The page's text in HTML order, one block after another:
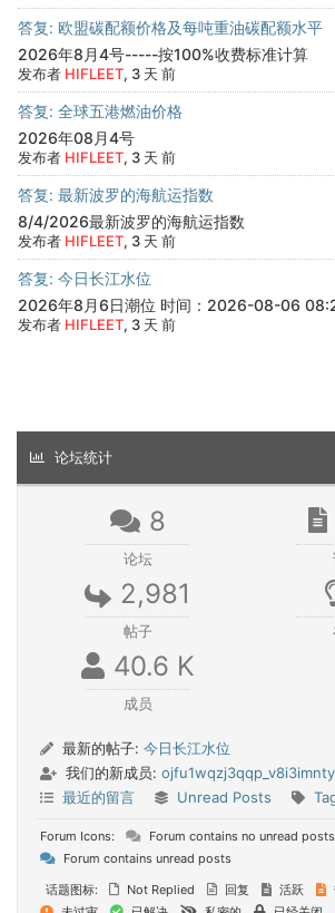
答复: 欧盟碳配额价格及每吨重油碳配额水平
2026年8月4号-----按100%收费标准计算
发布者 HIFLEET, 3 天 前
答复: 全球五港燃油价格
2026年08月4号
发布者 HIFLEET, 3 天 前
答复: 最新波罗的海航运指数
8/4/2026最新波罗的海航运指数
发布者 HIFLEET, 3 天 前
答复: 今日长江水位
2026年8月6日潮位 时间：2026-08-06
发布者 HIFLEET, 3 天 前
论坛统计
8
论坛
2,981
帖子
40.6 K
成员
最新的帖子: 今日长江水位
我们的新成员:
最近的留言
Unread Posts
Forum Icons:
Forum contains no unread posts
Forum contains unread posts
话题图标:
Not Replied 回复 活跃